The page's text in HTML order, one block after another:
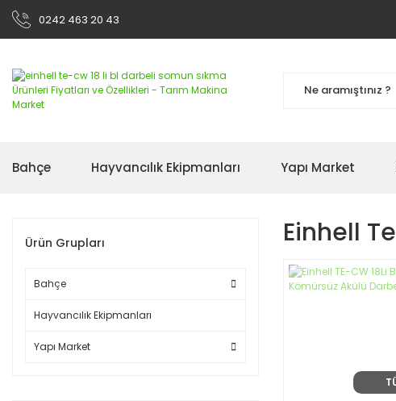
0242 463 20 43
Bahçe Hayvancılık Ekipmanları Yapı Market
Ürün Grupları
Bahçe
Hayvancılık Ekipmanları
Yapı Market
Einhell